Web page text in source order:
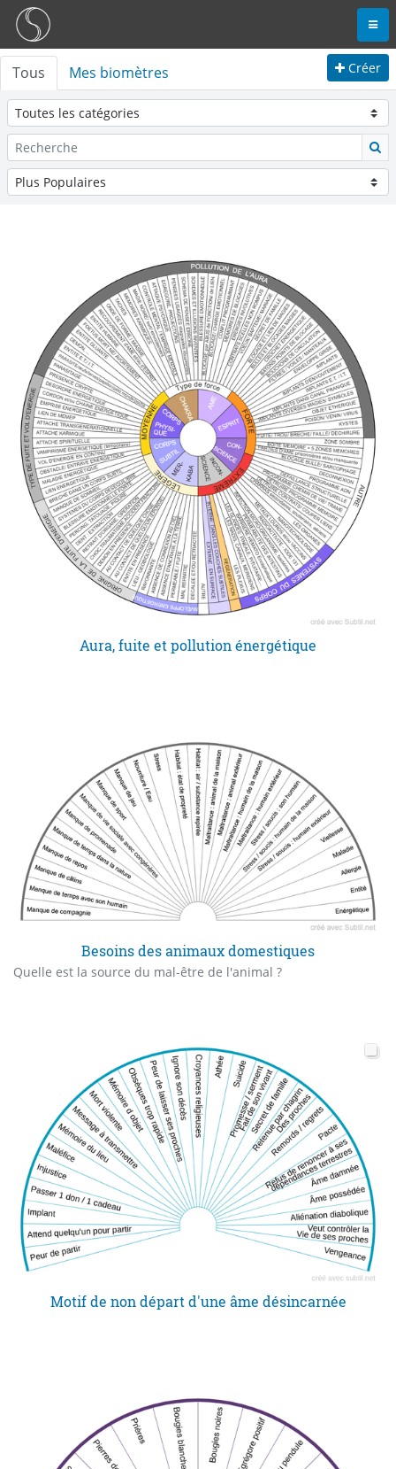
Tous Mes biomètres Créer
Aura, fuite et pollution énergétique
Besoins des animaux domestiques
Quelle est la source du mal-être de l'animal ?
Motif de non départ d'une âme désincarnée